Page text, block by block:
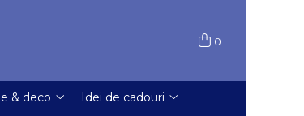
0
& deco Idei de cadouri